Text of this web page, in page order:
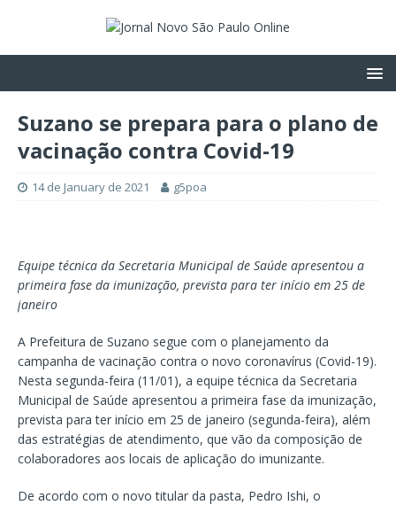
Suzano se prepara para o plano de
vacinação contra Covid-19
14 de January de 2021 g5poa
Equipe técnica da Secretaria Municipal de Saúde apresentou a
primeira fase da imunização, prevista para ter início em 25 de
janeiro
A Prefeitura de Suzano segue com o planejamento da
campanha de vacinação contra o novo coronavírus (Covid-19).
Nesta segunda-feira (11/01), a equipe técnica da Secretaria
Municipal de Saúde apresentou a primeira fase da imunização,
prevista para ter início em 25 de janeiro (segunda-feira), além
das estratégias de atendimento, que vão da composição de
colaboradores aos locais de aplicação do imunizante.
De acordo com o novo titular da pasta, Pedro Ishi, o